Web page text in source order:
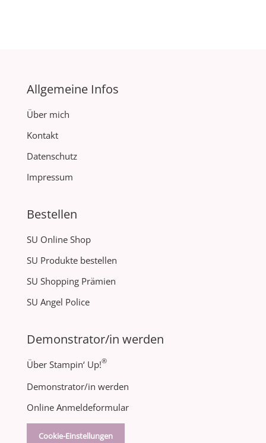
Allgemeine Infos
Über mich
Kontakt
Datenschutz
Impressum
Bestellen
SU Online Shop
SU Produkte bestellen
SU Shopping Prämien
SU Angel Police
Demonstrator/in werden
Über Stampin‘ Up!®
Demonstrator/in werden
Online Anmeldeformular
Cookie-Einstellungen